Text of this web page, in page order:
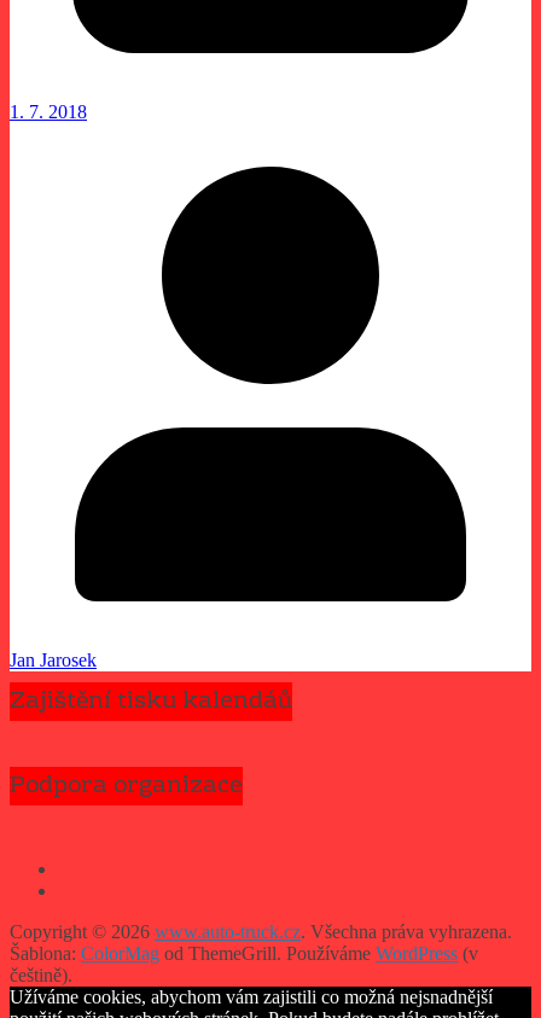
1. 7. 2018
Jan Jarosek
Zajištění tisku kalendáů
Podpora organizace
Copyright © 2026 www.auto-truck.cz. Všechna práva vyhrazena.
Šablona: ColorMag od ThemeGrill. Používáme WordPress (v
češtině).
Užíváme cookies, abychom vám zajistili co možná nejsnadnější